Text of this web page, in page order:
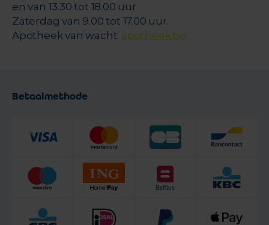
en van 13.30 tot 18.00 uur
Zaterdag van 9.00 tot 17.00 uur.
Apotheek van wacht: apotheek.be
Betaalmethode